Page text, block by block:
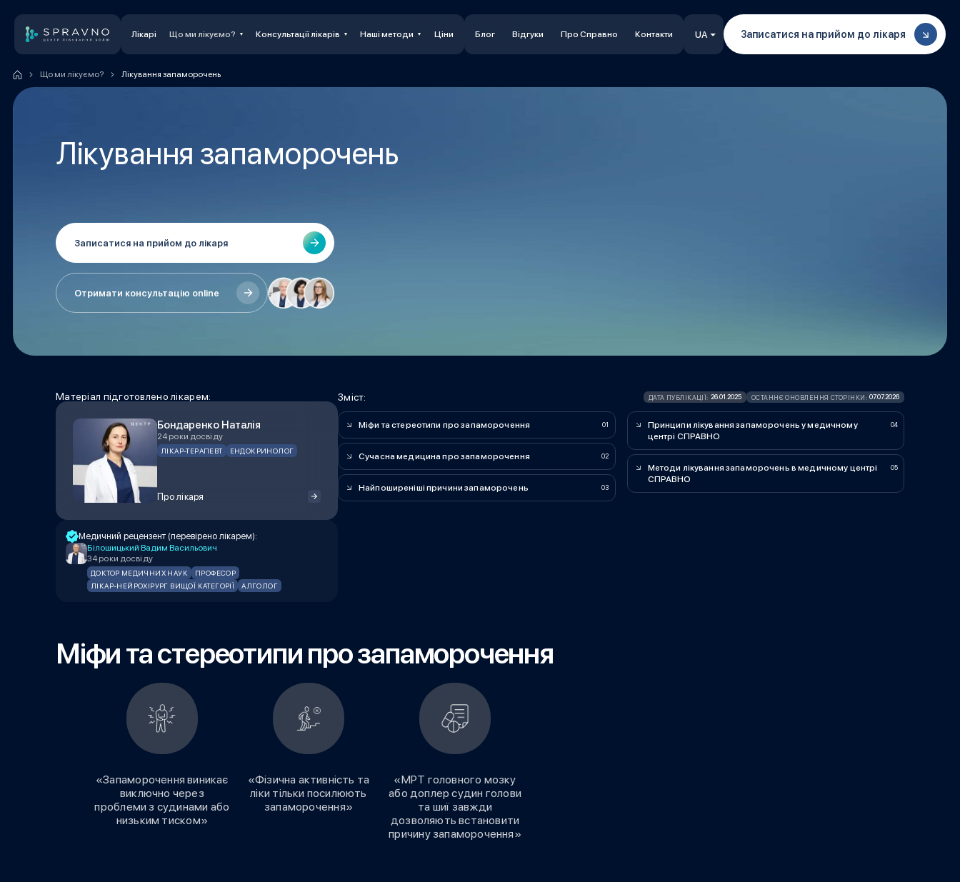
Лікарі Що ми лікуємо? Консультації лікарів Наші методи Ціни Блог Відгуки Про Справно Контакти UA Записатися на прийом до лікаря
Що ми лікуємо? Лікування запаморочень
Лікування запаморочень
Записатися на прийом до лікаря
Отримати консультацію online
Матеріал підготовлено лікарем:
Бондаренко Наталія
24 роки досвіду
ЛІКАР-ТЕРАПЕВТ ЕНДОКРИНОЛОГ
Про лікаря
Медичний рецензент (перевірено лікарем):
Білошицький Вадим Васильович
34 роки досвіду
ДОКТОР МЕДИЧНИХ НАУК
ПРОФЕСОР
ЛІКАР-НЕЙРОХІРУРГ ВИЩОЇ КАТЕГОРІЇ
АЛГОЛОГ
Зміст: ДАТА ПУБЛІКАЦІЇ: 26.01.2025 ОСТАННЄ ОНОВЛЕННЯ СТОРІНКИ: 07.07.2026
Міфи та стереотипи про запаморочення​
Сучасна медицина про запаморочення
Найпоширеніші причини запаморочень
Принципи лікування запаморочень у медичному
центрі СПРАВНО
Методи лікування запаморочень в медичному центрі
СПРАВНО​
Міфи та стереотипи про запаморочення​
«Запаморочення виникає
виключно через
проблеми з судинами або
низьким тиском»
«Фізична активність та
ліки тільки посилюють
запаморочення»
«МРТ головного мозку
або доплер судин голови
та шиї завжди
дозволяють встановити
причину запаморочення»